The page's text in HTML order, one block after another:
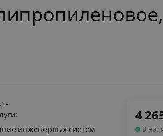
инженерных систем
4
В